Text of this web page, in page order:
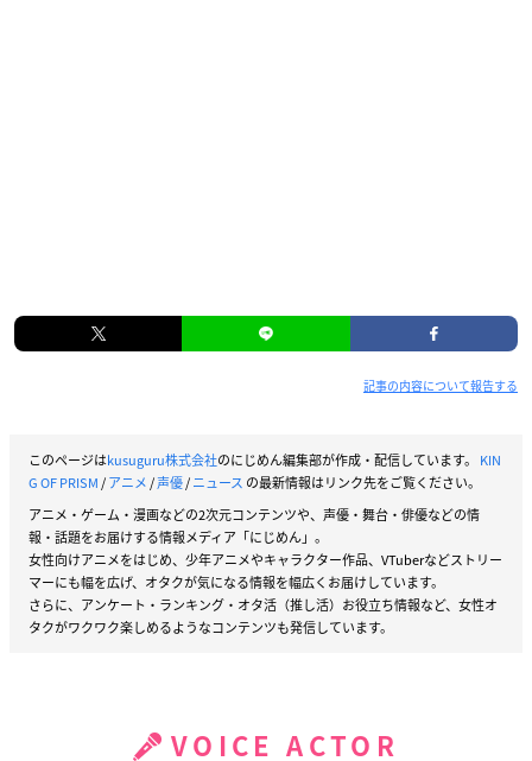
記事の内容について報告する
このページはkusuguru株式会社のにじめん編集部が作成・配信しています。 KIN
G OF PRISM/アニメ/声優/ニュース の最新情報はリンク先をご覧ください。
アニメ・ゲーム・漫画などの2次元コンテンツや、声優・舞台・俳優などの情
報・話題をお届けする情報メディア「にじめん」。
女性向けアニメをはじめ、少年アニメやキャラクター作品、VTuberなどストリー
マーにも幅を広げ、オタクが気になる情報を幅広くお届けしています。
さらに、アンケート・ランキング・オタ活（推し活）お役立ち情報など、女性オ
タクがワクワク楽しめるようなコンテンツも発信しています。
VOICE ACTOR